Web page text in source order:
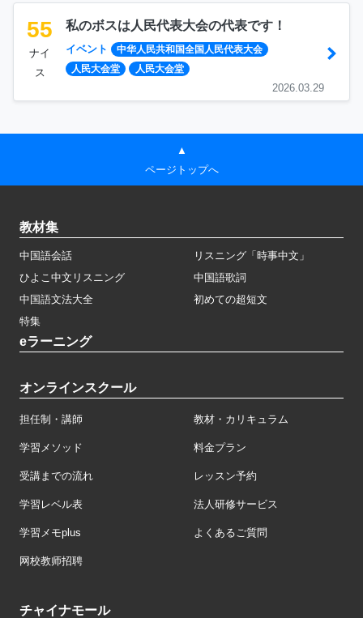
55
ナイ
ス
私のボスは人民代表大会の代表です！
イベント
中华人民共和国全国人民代表大会
人民大会堂
人民大会堂
2026.03.29
▲
ページトップへ
教材集
中国語会話
リスニング「時事中文」
ひよこ中文リスニング
中国語歌詞
中国語文法大全
初めての超短文
特集
eラーニング
オンラインスクール
担任制・講師 教材・カリキュラム
学習メソッド 料金プラン
受講までの流れ レッスン予約
学習レベル表 法人研修サービス
学習メモplus よくあるご質問
网校教师招聘
チャイナモール